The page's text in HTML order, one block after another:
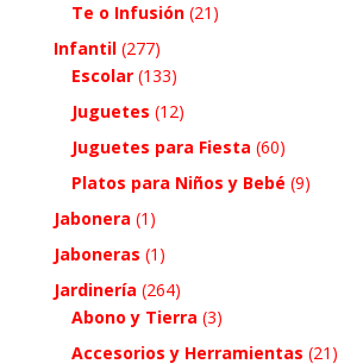
Te o Infusión (21)
Infantil (277)
Escolar (133)
Juguetes (12)
Juguetes para Fiesta (60)
Platos para Niños y Bebé (9)
Jabonera (1)
Jaboneras (1)
Jardinería (264)
Abono y Tierra (3)
Accesorios y Herramientas (21)